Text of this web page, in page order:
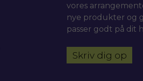
vores
nye produkter og
passer godt på dit
Skriv dig op